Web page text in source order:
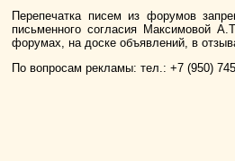
Перепечатка писем из форумов
письменного согласия Максимовой
форумах, на доске объявлений, в
По вопросам рекламы: тел.: +7 (950)